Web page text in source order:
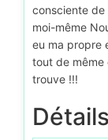
consciente de
moi-même
eu ma propre
tout de même
trouve !!!